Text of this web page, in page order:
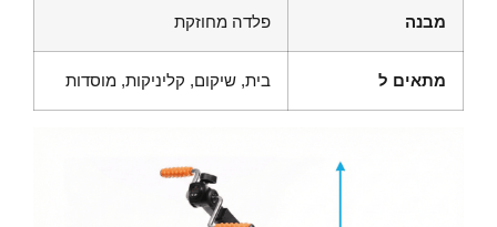
מבנה פלדה מחוזקת
מתאים ל בית, שיקום, קליניקות, מוסדות